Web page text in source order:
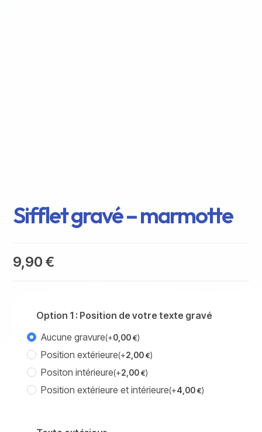
Sifflet gravé – marmotte
9,90€
Option 1 : Position de votre texte gravé
Aucune gravure(+0,00€)
Position extérieure(+2,00€)
Positon intérieure(+2,00€)
Position extérieure et intérieure(+4,00€)